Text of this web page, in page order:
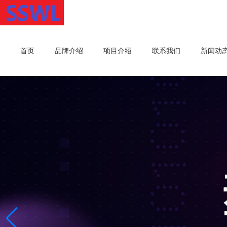
首页 品牌介绍 项目介绍 联系我们 新闻动